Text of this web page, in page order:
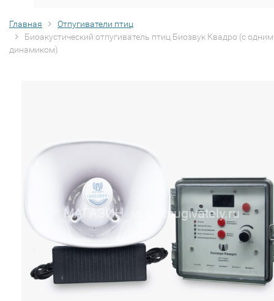
Главная
Отпугиватели птиц
Биоакустический отпугиватель птиц Биозвук Квадро (с одним
динамиком)